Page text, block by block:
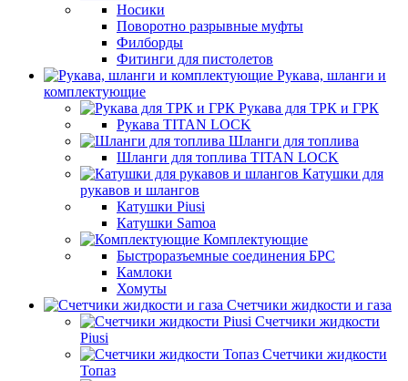
Носики
Поворотно разрывные муфты
Филборды
Фитинги для пистолетов
Рукава, шланги и
комплектующие
Рукава для ТРК и ГРК
Рукава TITAN LOCK
Шланги для топлива
Шланги для топлива TITAN LOCK
Катушки для
рукавов и шлангов
Катушки Piusi
Катушки Samoa
Комплектующие
Быстроразъемные соединения БРС
Камлоки
Хомуты
Счетчики жидкости и газа
Счетчики жидкости
Piusi
Счетчики жидкости
Топаз